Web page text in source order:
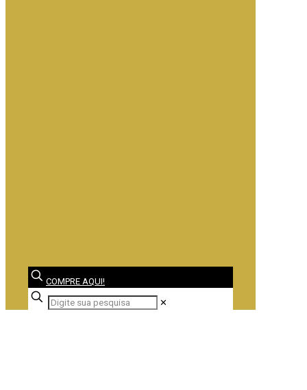
COMPRE AQUI!
✕